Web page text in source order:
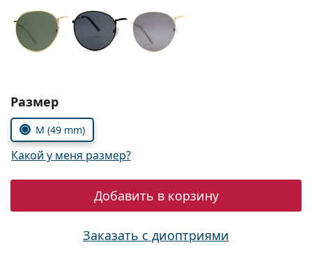
Persol
Prada
Выбрать параметры:
Размер
M (49 mm)
Какой у меня размер?
Добавить в корзину
Заказать с диоптриями